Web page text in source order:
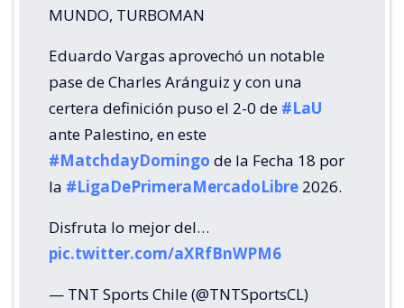
MUNDO, TURBOMAN
Eduardo Vargas aprovechó un notable
pase de Charles Aránguiz y con una
certera definición puso el 2-0 de #LaU
ante Palestino, en este
#MatchdayDomingo de la Fecha 18 por
la #LigaDePrimeraMercadoLibre 2026.
Disfruta lo mejor del…
pic.twitter.com/aXRfBnWPM6
— TNT Sports Chile (@TNTSportsCL)